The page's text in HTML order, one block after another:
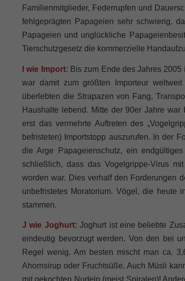
Familienmitglieder, Federrupfen und
fehlgeprägten Papageien sehr schwierig,
Papageien und unglückliche
Tierschutzgesetz die kommerzielle
I wie Import: Bis zum Ende des Jahres
war damit zum größten Importeur
überlebten die Strapazen von Fang,
Haushalte lebend. Mitte der 90er Jahre
erst das vermehrte Auftreten des
befristeten) Importstopp auszurufen. In der
die Arge Papageienschutz, ein
schließlich, dass das Vogelgrippe-Virus
worden war. Dies verhalf den Forderungen
unbefristetes Moratorium. Vögel, die heute
stammen.
J wie Joghurt: Joghurt ist eine beliebte
eindeutig bevorzugt werden. Von den bei
Regel wenig. Am besten mischt man ca.
Ahornsirup oder Fruchtsüße. Auch Müsli
mit gekochten Nudeln (meist Spiralen)!